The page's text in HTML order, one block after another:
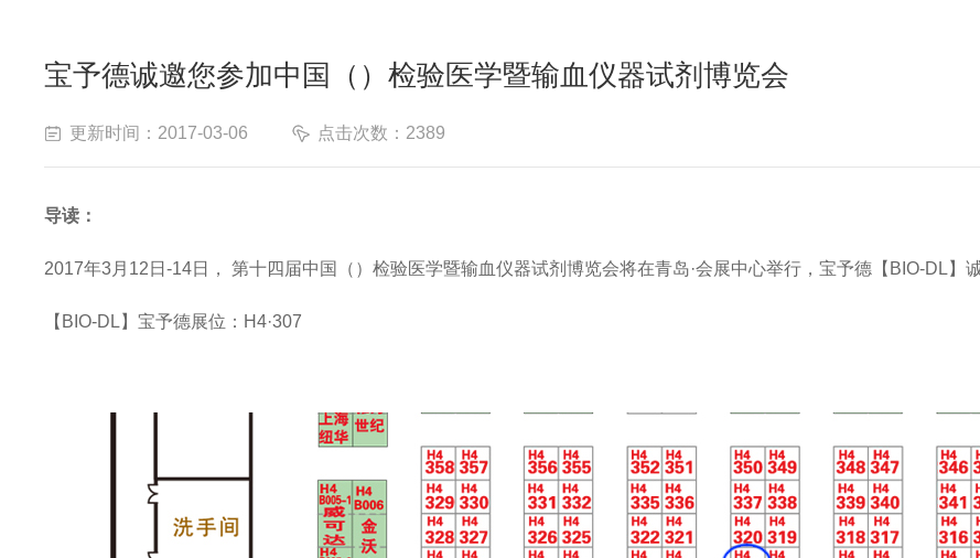
宝予德诚邀您参加中国（）检验医学暨输血仪器试剂博览会
更新时间：2017-03-06 点击次数：2389
导读：
2017年3月12日-14日， 第十四届中国（）检验医学暨输血仪器试剂博览会将在青岛·会展中心举行，宝予德【BIO-DL】
【BIO-DL】宝予德展位：H4·307